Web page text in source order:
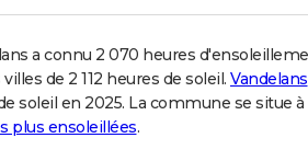
a connu 2 070 heures
de 2 112 heures de soleil. Vandelans
soleil en 2025. La commune se situe
plus ensoleillées.